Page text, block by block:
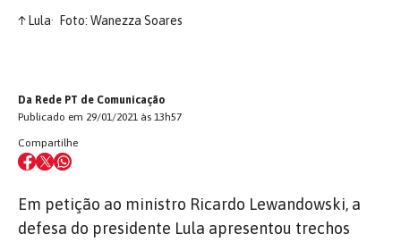
↑Lula Foto: Wanezza Soares
Da Rede PT de Comunicação
Publicado em 29/01/2021 às 13h57
Compartilhe
Em petição ao ministro Ricardo Lewandowski, a
defesa do presidente Lula apresentou trechos